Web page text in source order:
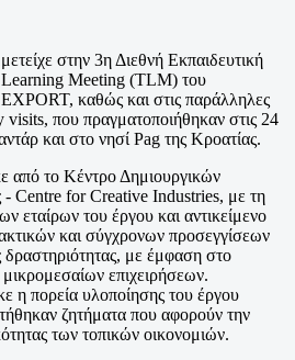
στην 3η Διεθνή Εκπαιδευτική
Meeting (TLM) του
καθώς και στις παράλληλες
visits, που πραγματοποιήθηκαν στις 24
και στο νησί Pag της Κροατίας.
από το Κέντρο Δημιουργικών
- Centre for Creative Industries, με τη
εταίρων του έργου και αντικείμενο
και σύγχρονων προσεγγίσεων
δραστηριότητας, με έμφαση στο
επιχειρήσεων.
η πορεία υλοποίησης του έργου
ζητήματα που αφορούν την
των τοπικών οικονομιών.